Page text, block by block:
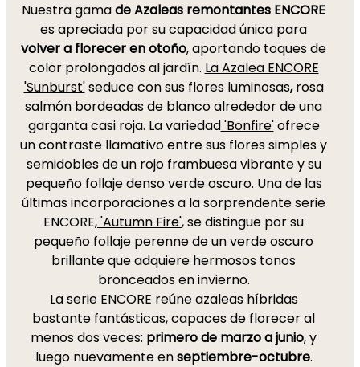
Nuestra gamade Azaleas remontantes ENCORE
es apreciada por su capacidad única para
volver a florecer en otoño, aportando toques de
color prolongados al jardín. La Azalea ENCORE
'Sunburst'seduce con sus flores luminosas,rosa
salmón bordeadas de blanco alrededor de una
garganta casi roja. La variedad'Bonfire'ofrece
un contraste llamativo entre sus flores simples y
semidobles de un rojo frambuesa vibrante y su
pequeño follaje denso verde oscuro. Una de las
últimas incorporaciones a la sorprendente serie
ENCORE,'Autumn Fire', se distingue por su
pequeño follaje perenne de un verde oscuro
brillante que adquiere hermosos tonos
bronceados en invierno.
La serie ENCORE reúne azaleas híbridas
bastante fantásticas, capaces de florecer al
menos dos veces: primero de marzo a junio, y
luego nuevamente enseptiembre-octubre.